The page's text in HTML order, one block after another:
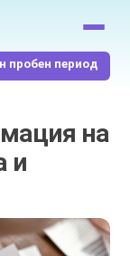
пробен период
на
и